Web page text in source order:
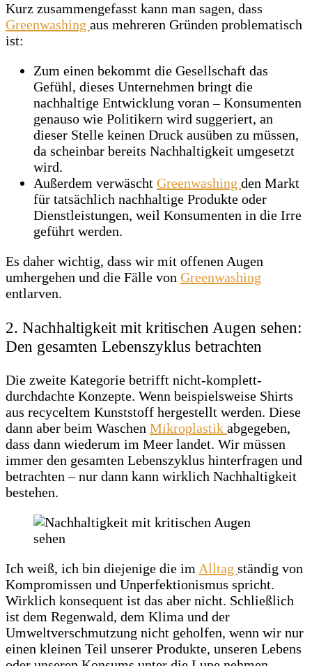
Kurz zusammengefasst kann man sagen, dass
Greenwashing aus mehreren Gründen problematisch
ist:
Zum einen bekommt die Gesellschaft das
Gefühl, dieses Unternehmen bringt die
nachhaltige Entwicklung voran – Konsumenten
genauso wie Politikern wird suggeriert, an
dieser Stelle keinen Druck ausüben zu müssen,
da scheinbar bereits Nachhaltigkeit umgesetzt
wird.
Außerdem verwäscht Greenwashing den Markt
für tatsächlich nachhaltige Produkte oder
Dienstleistungen, weil Konsumenten in die Irre
geführt werden.
Es daher wichtig, dass wir mit offenen Augen
umhergehen und die Fälle von Greenwashing
entlarven.
2. Nachhaltigkeit mit kritischen Augen sehen:
Den gesamten Lebenszyklus betrachten
Die zweite Kategorie betrifft nicht-komplett-
durchdachte Konzepte. Wenn beispielsweise Shirts
aus recyceltem Kunststoff hergestellt werden. Diese
dann aber beim Waschen Mikroplastik abgegeben,
dass dann wiederum im Meer landet. Wir müssen
immer den gesamten Lebenszyklus hinterfragen und
betrachten – nur dann kann wirklich Nachhaltigkeit
bestehen.
Ich weiß, ich bin diejenige die im Alltag ständig von
Kompromissen und Unperfektionismus spricht.
Wirklich konsequent ist das aber nicht. Schließlich
ist dem Regenwald, dem Klima und der
Umweltverschmutzung nicht geholfen, wenn wir nur
einen kleinen Teil unserer Produkte, unseren Lebens